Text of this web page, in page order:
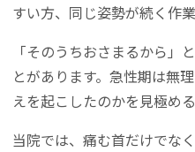
すい方、同じ姿勢が続く作
「そのうちおさまるから
とがあります。急性期は無
えを起こしたのかを見極め
当院では、痛む首だけでな